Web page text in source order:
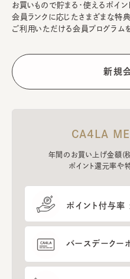
お買いもので貯まる・使えるポイン
会員ランクに応じたさまざまな特
ご利用いただける会員プログラム
CA4LA
年間のお買い上げ金額(
ポイント還元率や
ポイント付与率
バースデークー